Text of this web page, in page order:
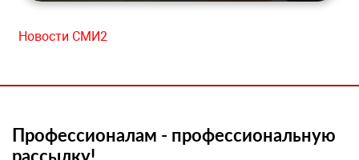
Новости СМИ2
Профессионалам - профессиональную
рассылку!